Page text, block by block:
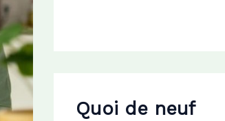
Quoi de neuf